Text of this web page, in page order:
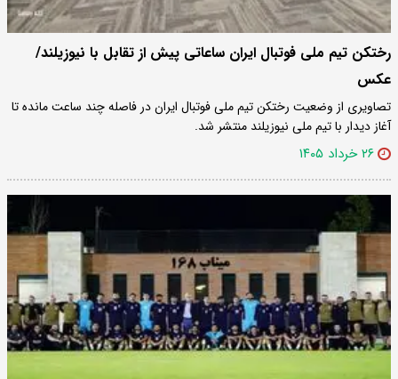
رختکن تیم ملی فوتبال ایران ساعاتی پیش از تقابل با نیوزیلند/
عکس
تصاویری از وضعیت رختکن تیم ملی فوتبال ایران در فاصله‌ چند ساعت مانده تا
آغاز دیدار با تیم ملی نیوزیلند منتشر شد.
۲۶ خرداد ۱۴۰۵